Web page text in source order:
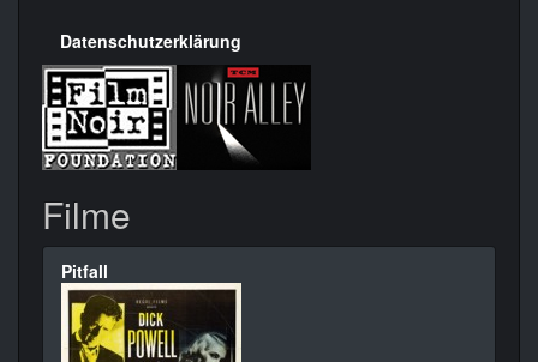
Datenschutzerklärung
Filme
Pitfall